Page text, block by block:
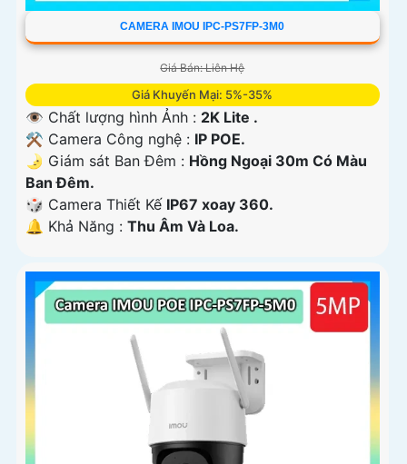
CAMERA IMOU IPC-PS7FP-3M0
Giá Bán: Liên Hệ
Giá Khuyến Mại: 5%-35%
👁 Chất lượng hình Ảnh : 2K Lite .
⚒ Camera Công nghệ : IP POE.
🌛 Giám sát Ban Đêm : Hồng Ngoại 30m Có Màu
Ban Ðêm.
🎲 Camera Thiết Kế IP67 xoay 360.
️🔔 Khả Năng : Thu Âm Và Loa.